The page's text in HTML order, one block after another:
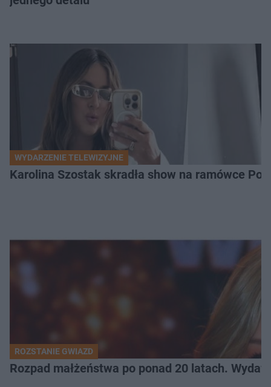
WYDARZENIE TELEWIZYJNE
Karolina Szostak skradła show na ramówce
ROZSTANIE GWIAZD
Rozpad małżeństwa po ponad 20 latach.